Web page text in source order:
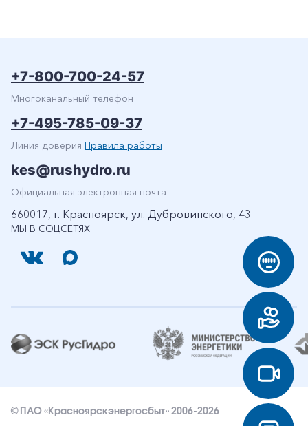
МЫ В СОЦСЕТЯХ
+7-800-700-24-57
Многоканальный телефон
+7-495-785-09-37
Линия доверия Правила работы
kes@rushydro.ru
Официальная электронная почта
660017, г. Красноярск, ул. Дубровинского, 43
© ПАО «Красноярскэнергосбыт» 2006-2026